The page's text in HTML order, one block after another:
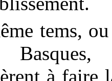
tems,
à faire